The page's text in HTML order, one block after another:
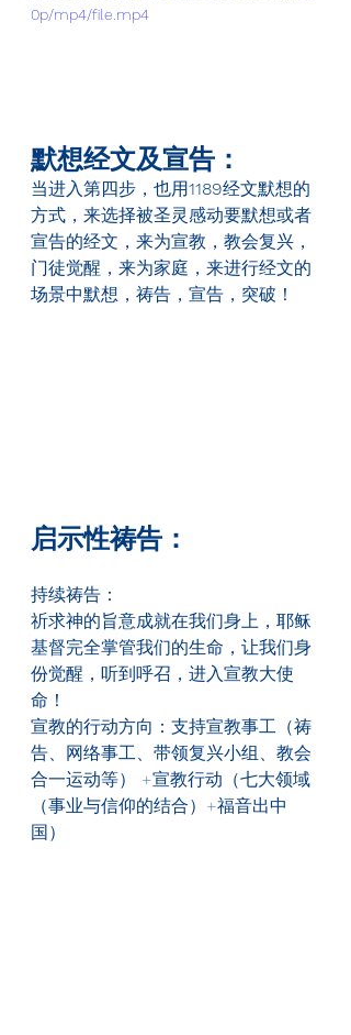
0p/mp4/file.mp4
默想经文及宣告：
当进入第四步，也用1189经文默想的
方式，来选择被圣灵感动要默想或者
宣告的经文，来为宣教，教会复兴，
门徒觉醒，来为家庭，来进行经文的
场景中默想，祷告，宣告，突破！
启示性祷告：
持续祷告：
祈求神的旨意成就在我们身上，耶稣
基督完全掌管我们的生命，让我们身
份觉醒，听到呼召，进入宣教大使
命！
宣教的行动方向：支持宣教事工（祷
告、网络事工、带领复兴小组、教会
合一运动等） +宣教行动（七大领域
（事业与信仰的结合）+福音出中
国）